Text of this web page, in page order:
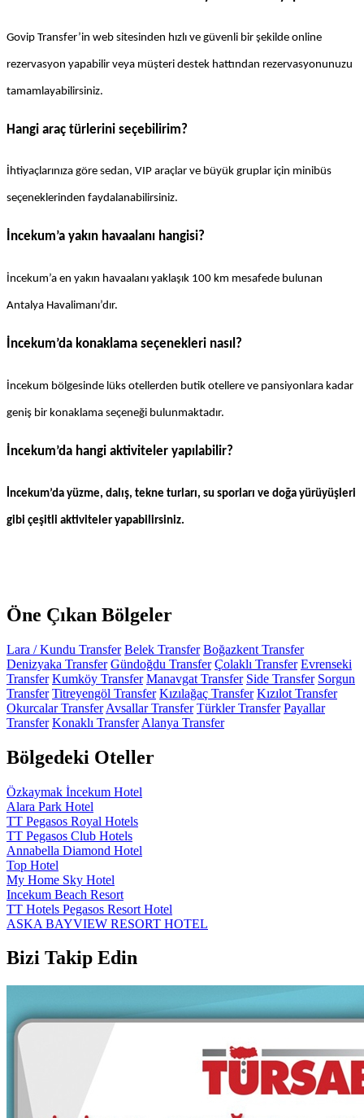
Govip Transfer’in web sitesinden hızlı ve güvenli bir şekilde online
rezervasyon yapabilir veya müşteri destek hattından rezervasyonunuzu
tamamlayabilirsiniz.
Hangi araç türlerini seçebilirim?
İhtiyaçlarınıza göre sedan, VIP araçlar ve büyük gruplar için minibüs
seçeneklerinden faydalanabilirsiniz.
İncekum’a yakın havaalanı hangisi?
İncekum’a en yakın havaalanı yaklaşık 100 km mesafede bulunan
Antalya Havalimanı’dır.
İncekum’da konaklama seçenekleri nasıl?
İncekum bölgesinde lüks otellerden butik otellere ve pansiyonlara kadar
geniş bir konaklama seçeneği bulunmaktadır.
İncekum’da hangi aktiviteler yapılabilir?
İncekum’da yüzme, dalış, tekne turları, su sporları ve doğa yürüyüşleri
gibi çeşitli aktiviteler yapabilirsiniz.
Öne Çıkan Bölgeler
Lara / Kundu Transfer Belek Transfer Boğazkent Transfer
Denizyaka Transfer Gündoğdu Transfer Çolaklı Transfer Evrenseki
Transfer Kumköy Transfer Manavgat Transfer Side Transfer Sorgun
Transfer Titreyengöl Transfer Kızılağaç Transfer Kızılot Transfer
Okurcalar Transfer Avsallar Transfer Türkler Transfer Payallar
Transfer Konaklı Transfer Alanya Transfer
Bölgedeki Oteller
Özkaymak İncekum Hotel
Alara Park Hotel
TT Pegasos Royal Hotels
TT Pegasos Club Hotels
Annabella Diamond Hotel
Top Hotel
My Home Sky Hotel
Incekum Beach Resort
TT Hotels Pegasos Resort Hotel
ASKA BAYVIEW RESORT HOTEL
Bizi Takip Edin